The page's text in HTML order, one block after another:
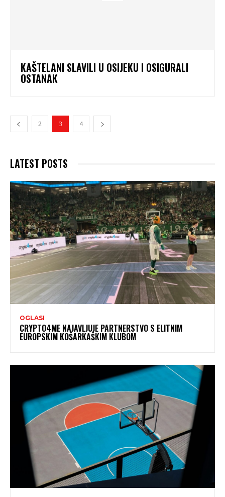
KAŠTELANI SLAVILI U OSIJEKU I OSIGURALI
OSTANAK
2 3 4
LATEST POSTS
OGLASI
CRYPTO4ME NAJAVLJUJE PARTNERSTVO S ELITNIM
EUROPSKIM KOŠARKAŠKIM KLUBOM